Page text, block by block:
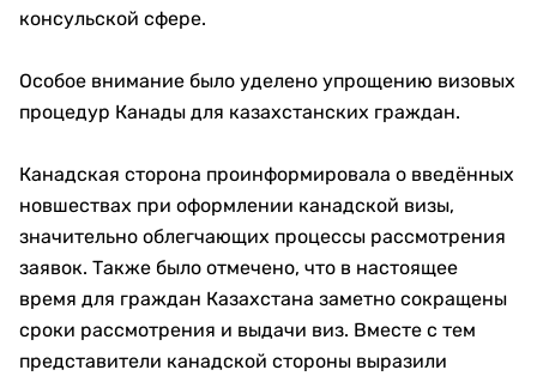
консульской сфере.
Особое внимание было уделено упрощению визовых
процедур Канады для казахстанских граждан.
Канадская сторона проинформировала о введённых
новшествах при оформлении канадской визы,
значительно облегчающих процессы рассмотрения
заявок. Также было отмечено, что в настоящее
время для граждан Казахстана заметно сокращены
сроки рассмотрения и выдачи виз. Вместе с тем
представители канадской стороны выразили